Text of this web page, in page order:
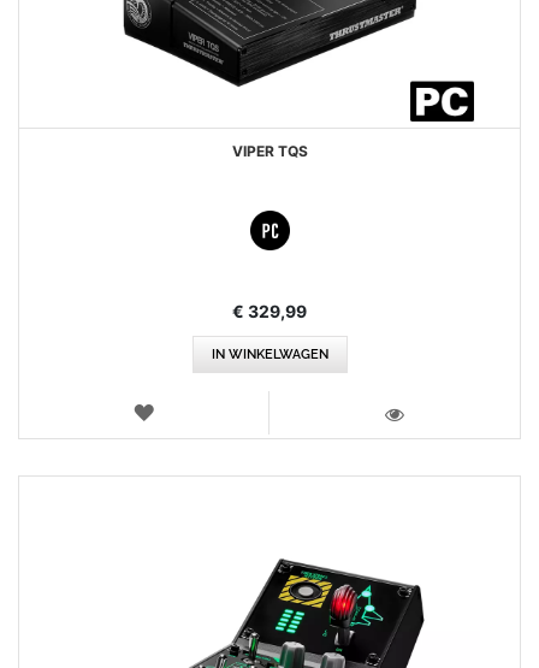
VIPER TQS
€ 329,99
IN WINKELWAGEN
VERLANGLIJST